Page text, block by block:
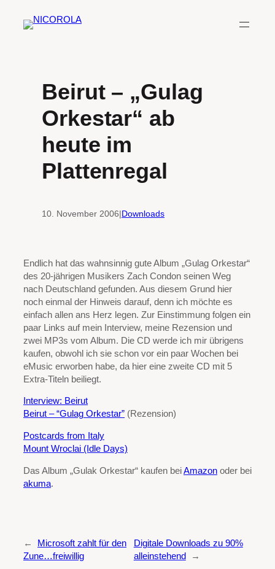
Inhalt
Beirut – „Gulag
Orkestar“ ab
heute im
Plattenregal
10. November 2006|Downloads
Endlich hat das wahnsinnig gute Album „Gulag Orkestar“
des 20-jährigen Musikers Zach Condon seinen Weg
nach Deutschland gefunden. Aus diesem Grund hier
noch einmal der Hinweis darauf, denn ich möchte es
einfach allen ans Herz legen. Zur Einstimmung folgen ein
paar Links auf mein Interview, meine Rezension und
zwei MP3s vom Album. Die CD werde ich mir übrigens
kaufen, obwohl ich sie schon vor ein paar Wochen bei
eMusic erworben habe, da hier eine zweite CD mit 5
Extra-Titeln beiliegt.
Interview: Beirut
Beirut – “Gulag Orkestar” (Rezension)
Postcards from Italy
Mount Wroclai (Idle Days)
Das Album „Gulak Orkestar“ kaufen beiAmazon oder bei
akuma.
←
Microsoft zahlt für den
Zune…freiwillig
Digitale Downloads zu 90%
alleinstehend
→